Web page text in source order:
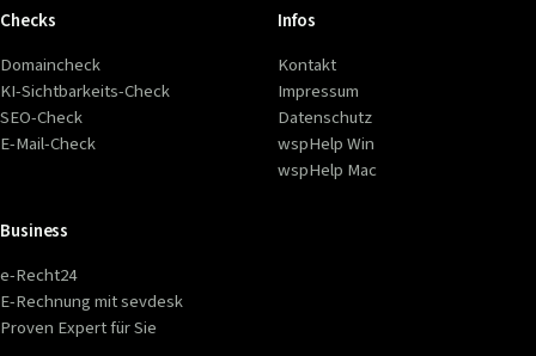
Checks
Domaincheck
KI-Sichtbarkeits-Check
SEO-Check
E-Mail-Check
Infos
Kontakt
Impressum
Datenschutz
wspHelp Win
wspHelp Mac
Business
e-Recht24
E-Rechnung mit sevdesk
Proven Expert für Sie